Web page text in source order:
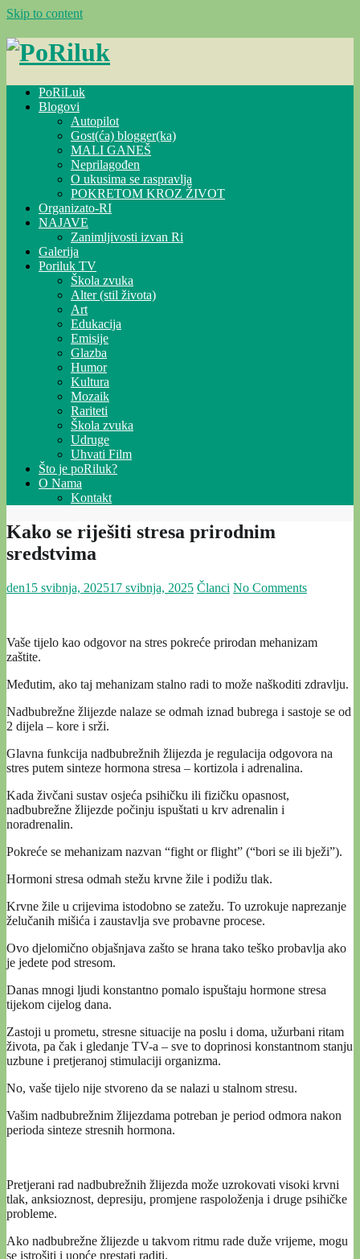
Skip to content
PoRiLuk
Blogovi
Autopilot
Gost(ća) blogger(ka)
MALI GANEŠ
Neprilagođen
O ukusima se raspravlja
POKRETOM KROZ ŽIVOT
Organizato-RI
NAJAVE
Zanimljivosti izvan Ri
Galerija
Poriluk TV
Škola zvuka
Alter (stil života)
Art
Edukacija
Emisije
Glazba
Humor
Kultura
Mozaik
Rariteti
Škola zvuka
Udruge
Uhvati Film
Što je poRiluk?
O Nama
Kontakt
Kako se riješiti stresa prirodnim
sredstvima
den15 svibnja, 202517 svibnja, 2025 Članci No Comments
Vaše tijelo kao odgovor na stres pokreće prirodan mehanizam
zaštite.
Međutim, ako taj mehanizam stalno radi to može naškoditi zdravlju.
Nadbubrežne žlijezde nalaze se odmah iznad bubrega i sastoje se od
2 dijela – kore i srži.
Glavna funkcija nadbubrežnih žlijezda je regulacija odgovora na
stres putem sinteze hormona stresa – kortizola i adrenalina.
Kada živčani sustav osjeća psihičku ili fizičku opasnost,
nadbubrežne žlijezde počinju ispuštati u krv adrenalin i
noradrenalin.
Pokreće se mehanizam nazvan “fight or flight” (“bori se ili bježi”).
Hormoni stresa odmah stežu krvne žile i podižu tlak.
Krvne žile u crijevima istodobno se zatežu. To uzrokuje naprezanje
želučanih mišića i zaustavlja sve probavne procese.
Ovo djelomično objašnjava zašto se hrana tako teško probavlja ako
je jedete pod stresom.
Danas mnogi ljudi konstantno pomalo ispuštaju hormone stresa
tijekom cijelog dana.
Zastoji u prometu, stresne situacije na poslu i doma, užurbani ritam
života, pa čak i gledanje TV-a – sve to doprinosi konstantnom stanju
uzbune i pretjeranoj stimulaciji organizma.
No, vaše tijelo nije stvoreno da se nalazi u stalnom stresu.
Vašim nadbubrežnim žlijezdama potreban je period odmora nakon
perioda sinteze stresnih hormona.
Pretjerani rad nadbubrežnih žlijezda može uzrokovati visoki krvni
tlak, anksioznost, depresiju, promjene raspoloženja i druge psihičke
probleme.
Ako nadbubrežne žlijezde u takvom ritmu rade duže vrijeme, mogu
se istrošiti i uopće prestati raditi.